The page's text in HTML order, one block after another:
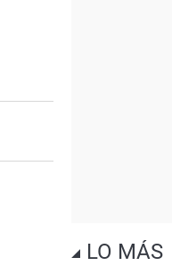
LO MÁS